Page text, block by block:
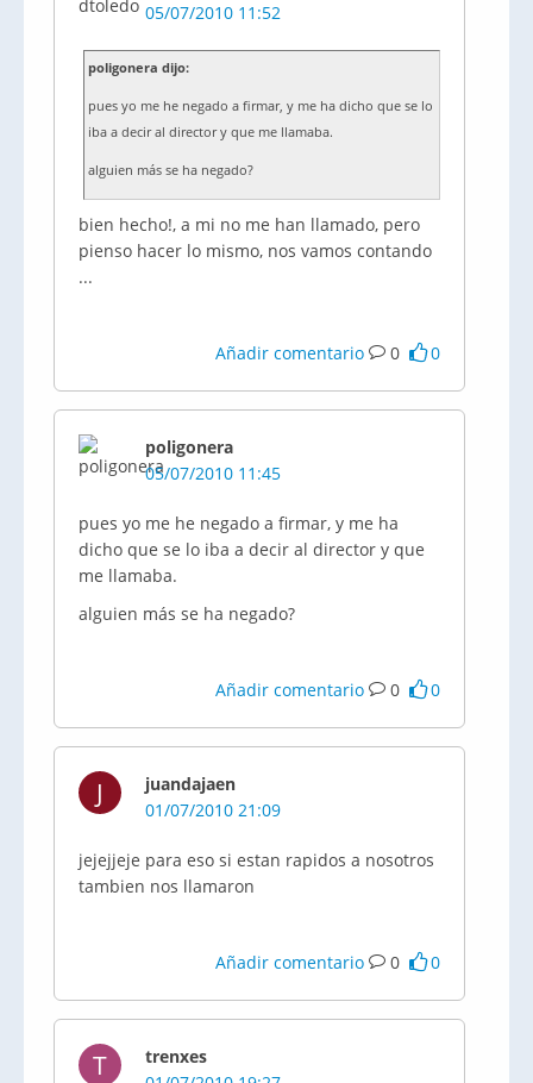
05/07/2010 11:52
poligonera dijo:
pues yo me he negado a firmar, y me ha dicho que se lo
iba a decir al director y que me llamaba.
alguien más se ha negado?
bien hecho!, a mi no me han llamado, pero
pienso hacer lo mismo, nos vamos contando
...
Añadir comentario 0 0
poligonera
05/07/2010 11:45
pues yo me he negado a firmar, y me ha
dicho que se lo iba a decir al director y que
me llamaba.
alguien más se ha negado?
Añadir comentario 0 0
J
juandajaen
01/07/2010 21:09
jejejjeje para eso si estan rapidos a nosotros
tambien nos llamaron
Añadir comentario 0 0
T
trenxes